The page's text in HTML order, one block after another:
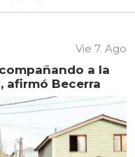
Vie 7. Ago
a la
afirmó Becerra